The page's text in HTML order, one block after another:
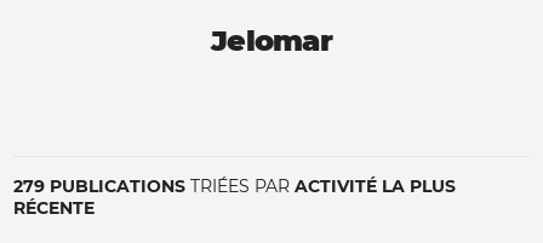
Jelomar
279 PUBLICATIONS TRIÉES PAR ACTIVITÉ LA PLUS
RÉCENTE